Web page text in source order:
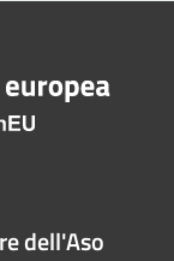
dell'Aso